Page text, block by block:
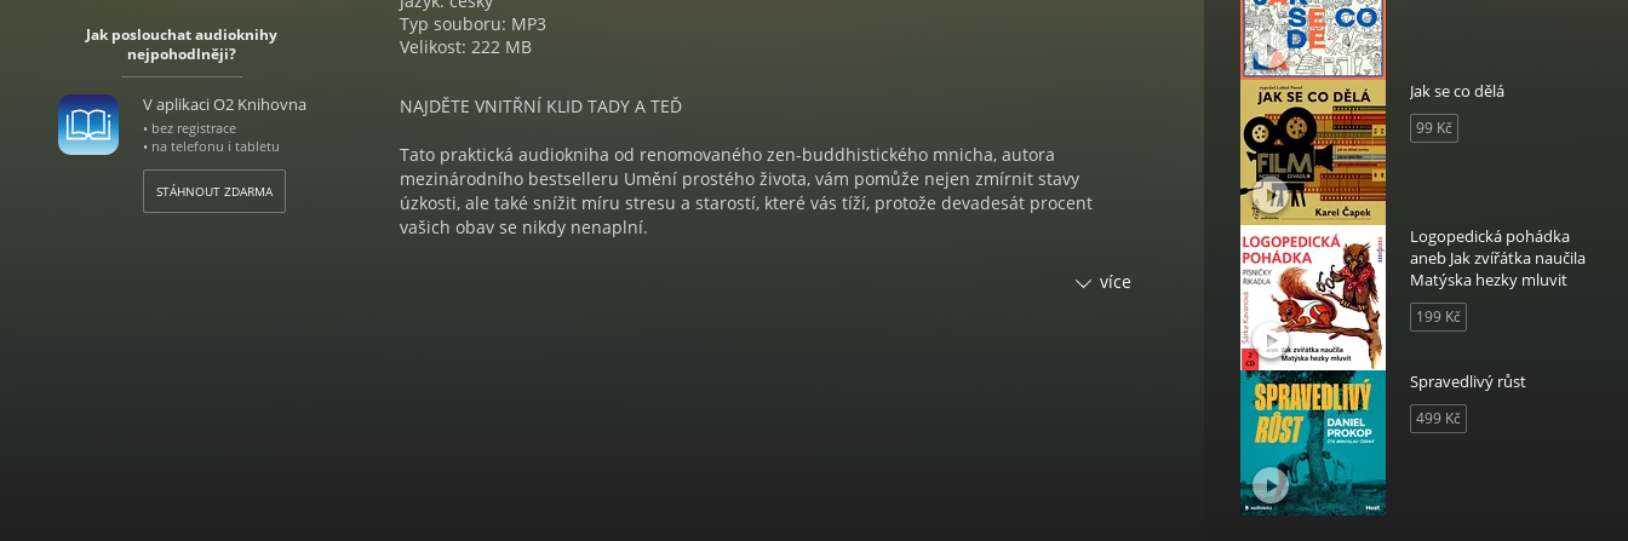
Jak poslouchat audioknihy
nejpohodlněji?
V aplikaci O2 Knihovna
• bez registrace
• na telefonu i tabletu
STÁHNOUT ZDARMA
Typ souboru: MP3
Velikost: 222 MB
NAJDĚTE VNITŘNÍ KLID TADY A TEĎ
Tato praktická audiokniha od renomovaného zen-buddhistického mnicha, autora
mezinárodního bestselleru Umění prostého života, vám pomůže nejen zmírnit stavy
úzkosti, ale také snížit míru stresu a starostí, které vás tíží, protože devadesát procent
vašich obav se nikdy nenaplní.
Vzpomeňte si na období, kdy jste si kvůli něčemu dělali starosti, ale pak jste si najednouvíce
Jak se co dělá
99 Kč
Logopedická pohádka
aneb Jak zvířátka naučila
Matýska hezky mluvit
199 Kč
Spravedlivý růst
499 Kč